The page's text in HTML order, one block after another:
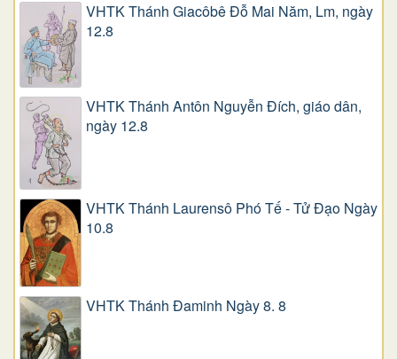
VHTK Thánh Giacôbê Ðỗ Mai Năm, Lm, ngày
12.8
VHTK Thánh Antôn Nguyễn Ðích, giáo dân,
ngày 12.8
VHTK Thánh Laurensô Phó Tế - Tử Đạo Ngày
10.8
VHTK Thánh Đaminh Ngày 8. 8